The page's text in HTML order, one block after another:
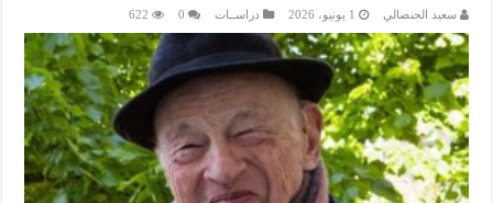
سعيد الحنصالي 1 يونيو، 2026 دراســات 0
622